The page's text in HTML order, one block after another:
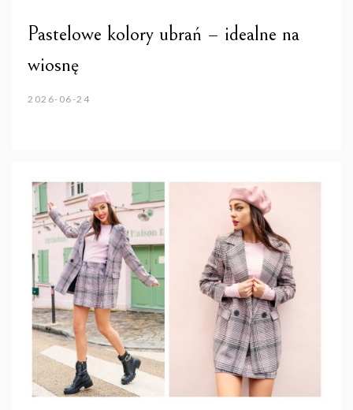
Pastelowe kolory ubrań – idealne na
wiosnę
2026-06-24